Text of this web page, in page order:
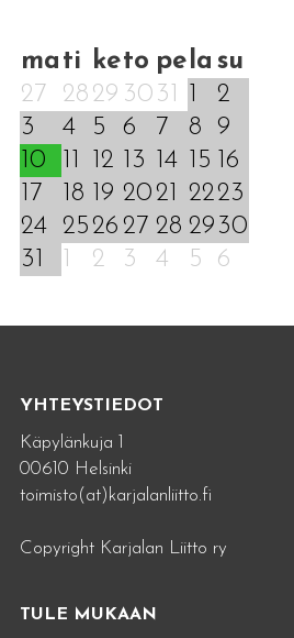
ma ti keto pela su
27
28 29 30 31 1
2
3
4 5 6 7 8
9
10
11 12 13 14 15 16
17
18 19 2021 2223
24
2526 27 28 29 30
31
1 2 3 4 5 6
YHTEYSTIEDOT
Käpylänkuja 1
00610 Helsinki
toimisto(at)karjalanliitto.fi
Copyright Karjalan Liitto ry
TULE MUKAAN